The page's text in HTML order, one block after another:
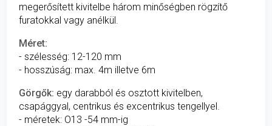
megerősített kivitelbe három minőségben rögzítő
furatokkal vagy anélkül.
Méret:
- szélesség: 12-120 mm
- hosszúság: max. 4m illetve 6m
Görgők: egy darabból és osztott kivitelben,
csapággyal, centrikus és excentrikus tengellyel.
- méretek: O13 -54 mm-ig